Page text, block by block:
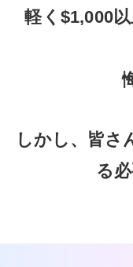
軽く$1,000
しかし、皆さ
る